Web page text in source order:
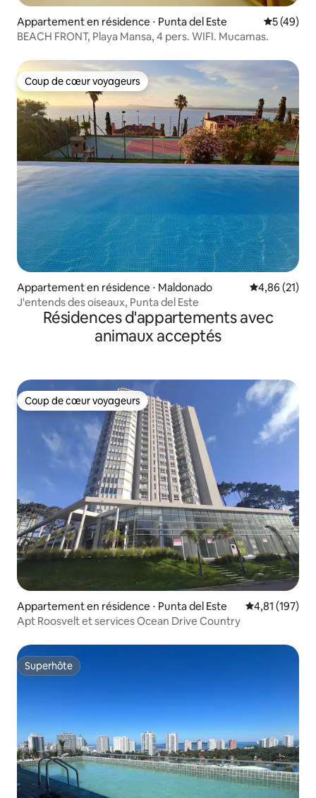
Appartement en résidence ⋅ Punta del Este
5 (49)
BEACH FRONT, Playa Mansa, 4 pers. WIFI. Mucamas.
Coup de cœur voyageurs
Coup de cœur voyageurs
Appartement en résidence ⋅ Maldonado Évaluation
4,86 (21)
J'entends des oiseaux, Punta del Este
Résidences d'appartements avec
animaux acceptés
Coup de cœur voyageurs
Coup de cœur voyageurs
Appartement en résidence ⋅ Punta del Este Évaluation
4,81 (197)
Apt Roosvelt et services Ocean Drive Country
Superhôte
Superhôte